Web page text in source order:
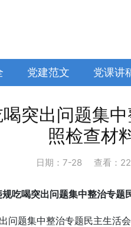
党建范文 党课讲
突出问题集
照检查材
日期： 7-28 查看：
吃喝突出问题集中整治专题
问题集中整治专题民主生活